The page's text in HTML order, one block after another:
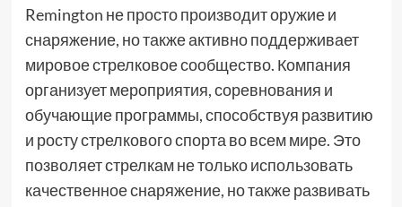
Remington не просто производит оружие и
снаряжение, но также активно поддерживает
мировое стрелковое сообщество. Компания
организует мероприятия, соревнования и
обучающие программы, способствуя развитию
и росту стрелкового спорта во всем мире. Это
позволяет стрелкам не только использовать
качественное снаряжение, но также развивать